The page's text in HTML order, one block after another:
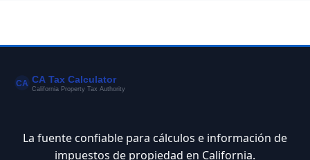
La fuente confiable para cálculos e información de
impuestos de propiedad en California.